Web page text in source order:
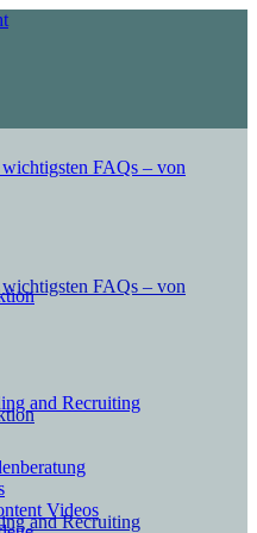
FAQs – von
and Recruiting
Videos
FAQs – von
and Recruiting